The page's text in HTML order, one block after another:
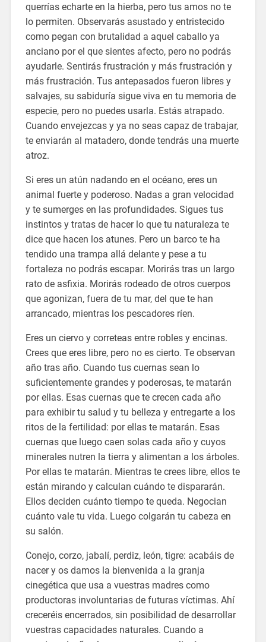
querrías echarte en la hierba, pero tus amos no te
lo permiten. Observarás asustado y entristecido
como pegan con brutalidad a aquel caballo ya
anciano por el que sientes afecto, pero no podrás
ayudarle. Sentirás frustración y más frustración y
más frustración. Tus antepasados fueron libres y
salvajes, su sabiduría sigue viva en tu memoria de
especie, pero no puedes usarla. Estás atrapado.
Cuando envejezcas y ya no seas capaz de trabajar,
te enviarán al matadero, donde tendrás una muerte
atroz.
Si eres un atún nadando en el océano, eres un
animal fuerte y poderoso. Nadas a gran velocidad
y te sumerges en las profundidades. Sigues tus
instintos y tratas de hacer lo que tu naturaleza te
dice que hacen los atunes. Pero un barco te ha
tendido una trampa allá delante y pese a tu
fortaleza no podrás escapar. Morirás tras un largo
rato de asfixia. Morirás rodeado de otros cuerpos
que agonizan, fuera de tu mar, del que te han
arrancado, mientras los pescadores ríen.
Eres un ciervo y correteas entre robles y encinas.
Crees que eres libre, pero no es cierto. Te observan
año tras año. Cuando tus cuernas sean lo
suficientemente grandes y poderosas, te matarán
por ellas. Esas cuernas que te crecen cada año
para exhibir tu salud y tu belleza y entregarte a los
ritos de la fertilidad: por ellas te matarán. Esas
cuernas que luego caen solas cada año y cuyos
minerales nutren la tierra y alimentan a los árboles.
Por ellas te matarán. Mientras te crees libre, ellos te
están mirando y calculan cuándo te dispararán.
Ellos deciden cuánto tiempo te queda. Negocian
cuánto vale tu vida. Luego colgarán tu cabeza en
su salón.
Conejo, corzo, jabalí, perdiz, león, tigre: acabáis de
nacer y os damos la bienvenida a la granja
cinegética que usa a vuestras madres como
productoras involuntarias de futuras víctimas. Ahí
creceréis encerrados, sin posibilidad de desarrollar
vuestras capacidades naturales. Cuando a